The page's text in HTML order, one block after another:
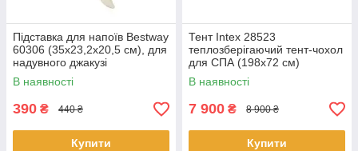
Підставка для напоїв Bestway
60306 (35x23,2x20,5 см), для
надувного джакузі
В наявності
390 ₴ 440 ₴
Купити
Тент Intex 28523
теплозберігаючий тент-чохол
для СПА (198х72 см)
В наявності
7 900 ₴ 8 900 ₴
Купити